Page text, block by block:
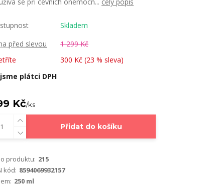
Skladem
před slevou
1 299 Kč
300 Kč (23 % sleva)
plátci DPH
Kč/ks
Přidat do košíku
produktu: 215
kód: 8594069932157
250 ml